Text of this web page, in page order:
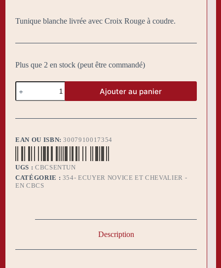
Tunique blanche livrée avec Croix Rouge à coudre.
Plus que 2 en stock (peut être commandé)
quantité
de
Tunique
Ecuyer
CBCS
Ajouter au panier
EAN OU ISBN:3007910017354
UGS : CBCSENTUN
CATÉGORIE : 354- ECUYER NOVICE ET CHEVALIER -
EN CBCS
Description